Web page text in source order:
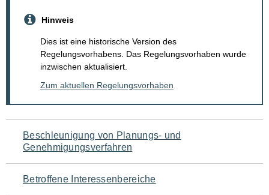
Hinweis
Dies ist eine historische Version des
Regelungsvorhabens. Das Regelungsvorhaben wurde
inzwischen aktualisiert.
Zum aktuellen Regelungsvorhaben
Navigation
für
den
Beschleunigung von Planungs- und
Genehmigungsverfahren
Betroffene Interessenbereiche